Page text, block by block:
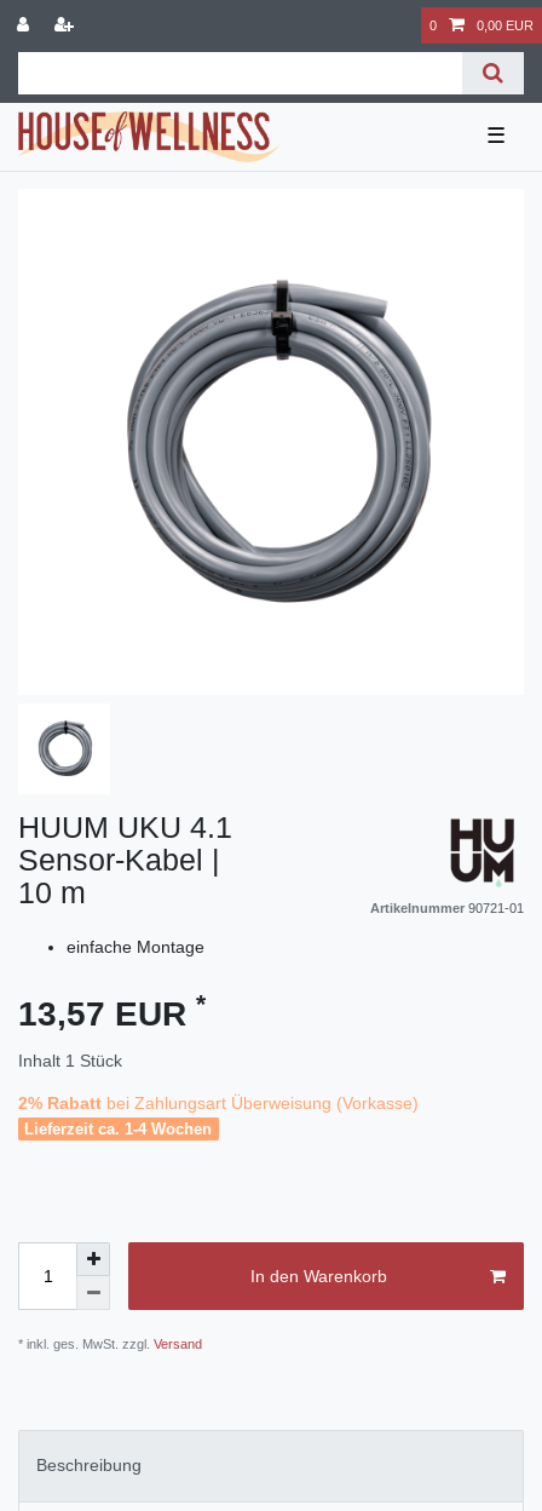
0 0,00 EUR
☰
HUUM UKU 4.1
Sensor-Kabel |
10 m
Artikelnummer 90721-01
einfache Montage
13,57 EUR *
Inhalt 1 Stück
2% Rabatt bei Zahlungsart Überweisung (Vorkasse)
Lieferzeit ca. 1-4 Wochen
In den Warenkorb
* inkl. ges. MwSt. zzgl. Versand
Beschreibung